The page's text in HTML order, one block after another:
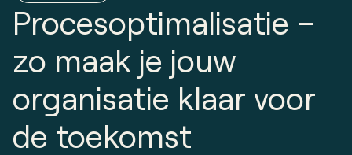
Procesoptimalisatie –
zo maak je jouw
organisatie klaar voor
de toekomst